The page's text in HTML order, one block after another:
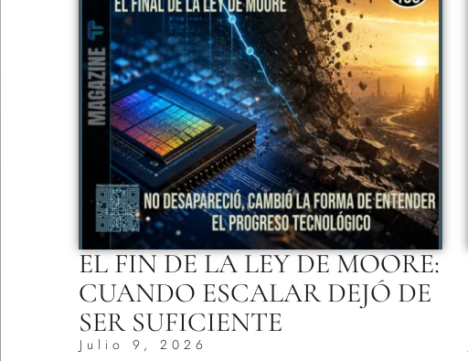
EL FIN DE LA LEY DE MOORE:
CUANDO ESCALAR DEJÓ DE
SER SUFICIENTE
Julio 9, 2026